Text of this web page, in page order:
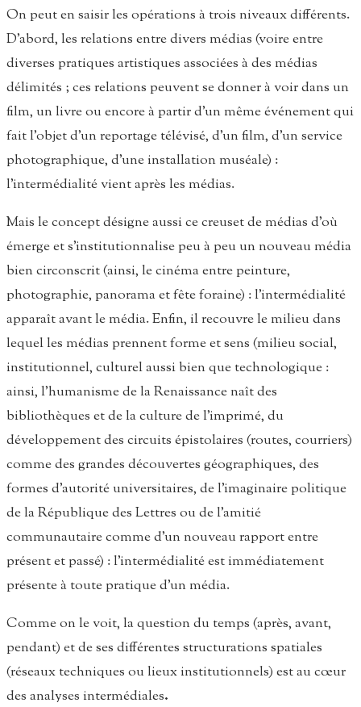
On peut en saisir les opérations à trois niveaux différents.
D’abord, les relations entre divers médias (voire entre
diverses pratiques artistiques associées à des médias
délimités ; ces relations peuvent se donner à voir dans un
film, un livre ou encore à partir d’un même événement qui
fait l’objet d’un reportage télévisé, d’un film, d’un service
photographique, d’une installation muséale) :
l’intermédialité vient après les médias.
Mais le concept désigne aussi ce creuset de médias d’où
émerge et s’institutionnalise peu à peu un nouveau média
bien circonscrit (ainsi, le cinéma entre peinture,
photographie, panorama et fête foraine) : l’intermédialité
apparaît avant le média. Enfin, il recouvre le milieu dans
lequel les médias prennent forme et sens (milieu social,
institutionnel, culturel aussi bien que technologique :
ainsi, l’humanisme de la Renaissance naît des
bibliothèques et de la culture de l’imprimé, du
développement des circuits épistolaires (routes, courriers)
comme des grandes découvertes géographiques, des
formes d’autorité universitaires, de l’imaginaire politique
de la République des Lettres ou de l’amitié
communautaire comme d’un nouveau rapport entre
présent et passé) : l’intermédialité est immédiatement
présente à toute pratique d’un média.
Comme on le voit, la question du temps (après, avant,
pendant) et de ses différentes structurations spatiales
(réseaux techniques ou lieux institutionnels) est au cœur
des analyses intermédiales.